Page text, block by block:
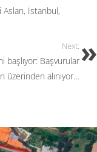
Aslan, İstanbul,
Next:
başlıyor: Başvurular
üzerinden alınıyor…